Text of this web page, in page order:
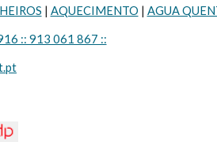
| AQUECIMENTO | AGUA
:: 913 061 867 ::